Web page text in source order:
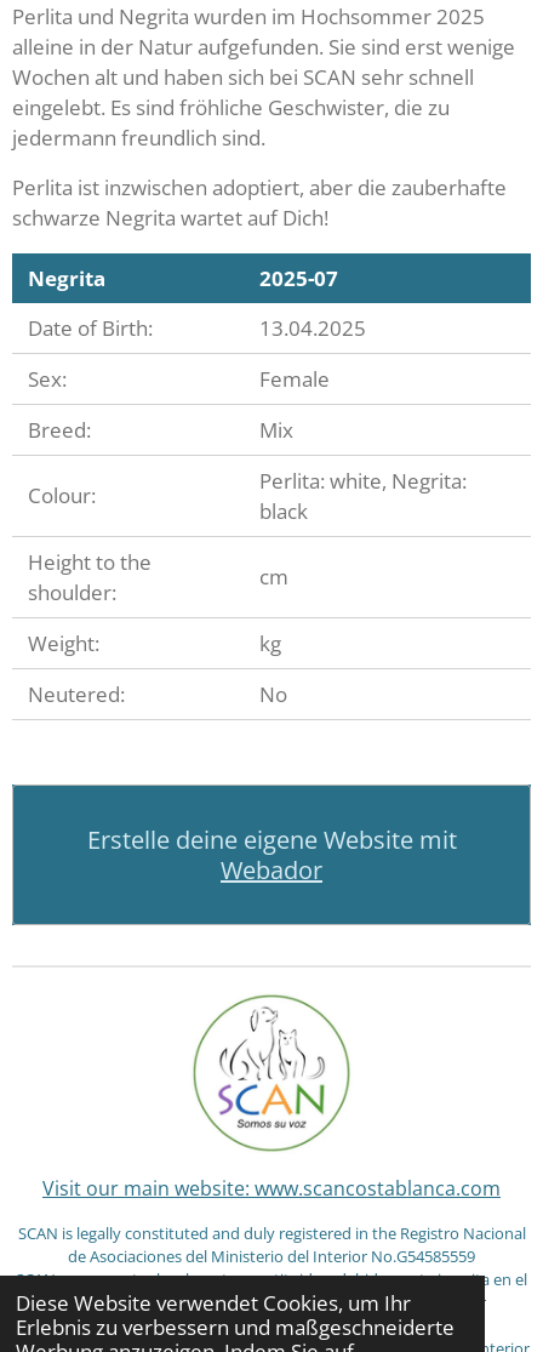
Diese Website verwendet Cookies, um Ihr
Erlebnis zu verbessern und maßgeschneiderte
Perlita und Negrita wurden im Hochsommer 2025
alleine in der Natur aufgefunden. Sie sind erst wenige
Wochen alt und haben sich bei SCAN sehr schnell
eingelebt. Es sind fröhliche Geschwister, die zu
jedermann freundlich sind.
Perlita ist inzwischen adoptiert, aber die zauberhafte
schwarze Negrita wartet auf Dich!
Negrita
2025-07
Date of Birth:
13.04.2025
Sex:
Female
Breed:
Mix
Colour:
Perlita: white, Negrita:
black
Height to the
shoulder:
cm
Weight:
kg
Neutered:
No
Erstelle deine eigene Website mit
Webador
Visit our main website: www.scancostablanca.com
SCAN is legally constituted and duly registered in the Registro Nacional
de Asociaciones del Ministerio del Interior No.G54585559
SCAN se encuentra legalmente constituida y debidamente inscrita en el
Registro Nacional de Asociaciones del Ministerio del Interior
No.G54585559